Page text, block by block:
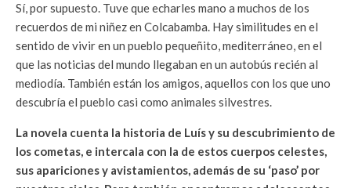
Sí, por supuesto. Tuve que echarles mano a muchos de los
recuerdos de mi niñez en Colcabamba. Hay similitudes en el
sentido de vivir en un pueblo pequeñito, mediterráneo, en el
que las noticias del mundo llegaban en un autobús recién al
mediodía. También están los amigos, aquellos con los que uno
descubría el pueblo casi como animales silvestres.
La novela cuenta la historia de Luís y su descubrimiento de
los cometas, e intercala con la de estos cuerpos celestes,
sus apariciones y avistamientos, además de su ‘paso’ por